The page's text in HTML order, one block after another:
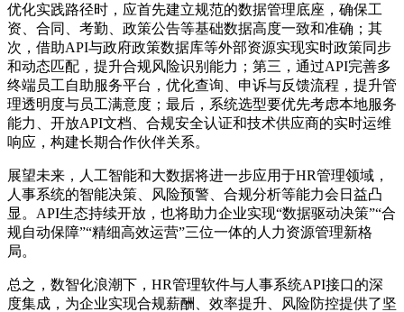
优化实践路径时，应首先建立规范的数据管理底座，确保工
资、合同、考勤、政策公告等基础数据高度一致和准确；其
次，借助API与政府政策数据库等外部资源实现实时政策同步
和动态匹配，提升合规风险识别能力；第三，通过API完善多
终端员工自助服务平台，优化查询、申诉与反馈流程，提升管
理透明度与员工满意度；最后，系统选型要优先考虑本地服务
能力、开放API文档、合规安全认证和技术供应商的实时运维
响应，构建长期合作伙伴关系。
展望未来，人工智能和大数据将进一步应用于HR管理领域，
人事系统的智能决策、风险预警、合规分析等能力会日益凸
显。API生态持续开放，也将助力企业实现“数据驱动决策”“合
规自动保障”“精细高效运营”三位一体的人力资源管理新格
局。
总之，数智化浪潮下，HR管理软件与人事系统API接口的深
度集成，为企业实现合规薪酬、效率提升、风险防控提供了坚